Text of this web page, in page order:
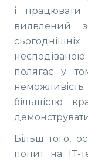
і
виявлений
полягає у
більшістю
Більш того,
попит на IT-